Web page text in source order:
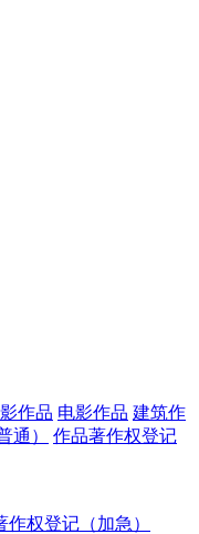
作品 电影作品 建筑作
通）
作品著作权登记
作权登记（加急）